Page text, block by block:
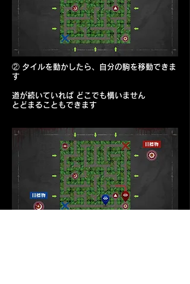
② タイルを動かしたら、自分の駒を移動できま
す
道が続いていれば どこでも構いません
とどまることもできます